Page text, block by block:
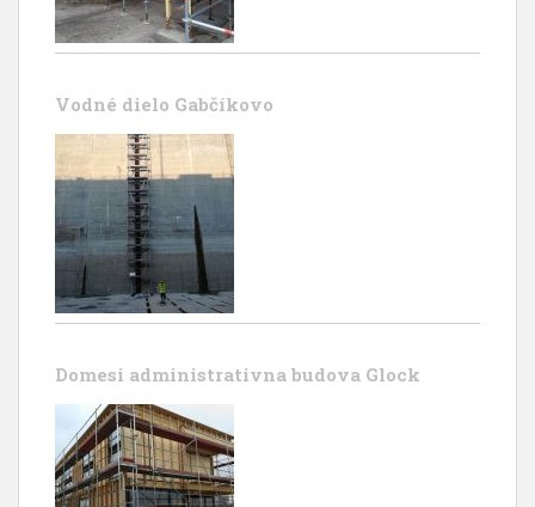
Vodné dielo Gabčíkovo
Domesi administrativna budova Glock